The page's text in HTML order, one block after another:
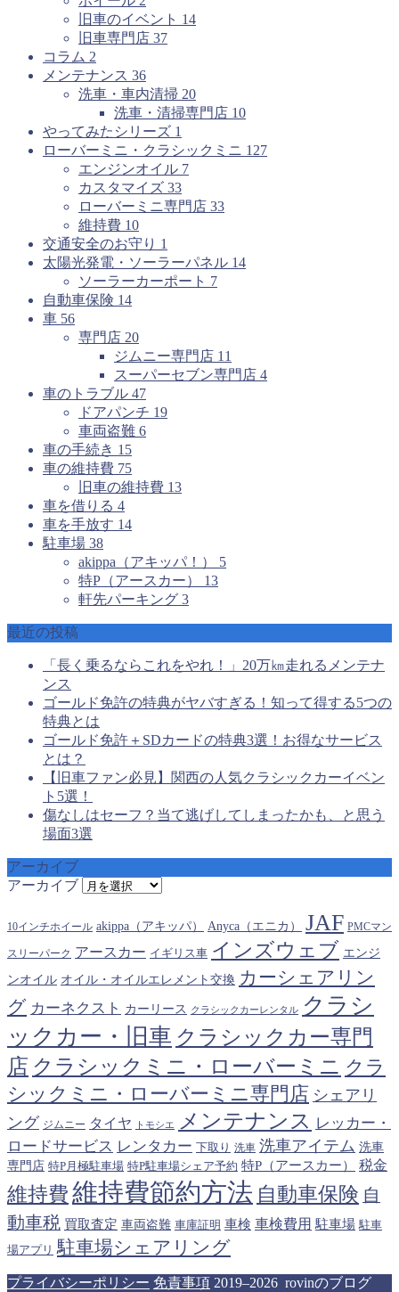
旧車のイベント 14
旧車専門店 37
コラム 2
メンテナンス 36
洗車・車内清掃 20
洗車・清掃専門店 10
やってみたシリーズ 1
ローバーミニ・クラシックミニ 127
エンジンオイル 7
カスタマイズ 33
ローバーミニ専門店 33
維持費 10
交通安全のお守り 1
太陽光発電・ソーラーパネル 14
ソーラーカーポート 7
自動車保険 14
車 56
専門店 20
ジムニー専門店 11
スーパーセブン専門店 4
車のトラブル 47
ドアパンチ 19
車両盗難 6
車の手続き 15
車の維持費 75
旧車の維持費 13
車を借りる 4
車を手放す 14
駐車場 38
akippa（アキッパ！） 5
特P（アースカー） 13
軒先パーキング 3
最近の投稿
「長く乗るならこれをやれ！」20万㎞走れるメンテナ
ンス
ゴールド免許の特典がヤバすぎる！知って得する5つの
特典とは
ゴールド免許＋SDカードの特典3選！お得なサービス
とは？
【旧車ファン必見】関西の人気クラシックカーイベン
ト5選！
傷なしはセーフ？当て逃げしてしまったかも、と思う
場面3選
アーカイブ
アーカイブ
10インチホイール akippa（アキッパ） Anyca（エニカ） JAF PMCマン
スリーパーク アースカー イギリス車 インズウェブ エンジ
ンオイル オイル・オイルエレメント交換 カーシェアリン
グ カーネクスト カーリース クラシックカーレンタル
クラシ
ックカー・旧車 クラシックカー専門
店 クラシックミニ・ローバーミニ クラ
シックミニ・ローバーミニ専門店 シェアリ
ング ジムニー タイヤ トモシエ メンテナンス レッカー・
ロードサービス レンタカー 下取り 洗車 洗車アイテム 洗車
専門店 特P月極駐車場 特P駐車場シェア予約 特P（アースカー） 税金
維持費 維持費節約方法 自動車保険 自
動車税 買取査定 車両盗難 車庫証明 車検 車検費用 駐車場 駐車
場アプリ 駐車場シェアリング
プライバシーポリシー 免責事項 2019–2026 rovinのブログ